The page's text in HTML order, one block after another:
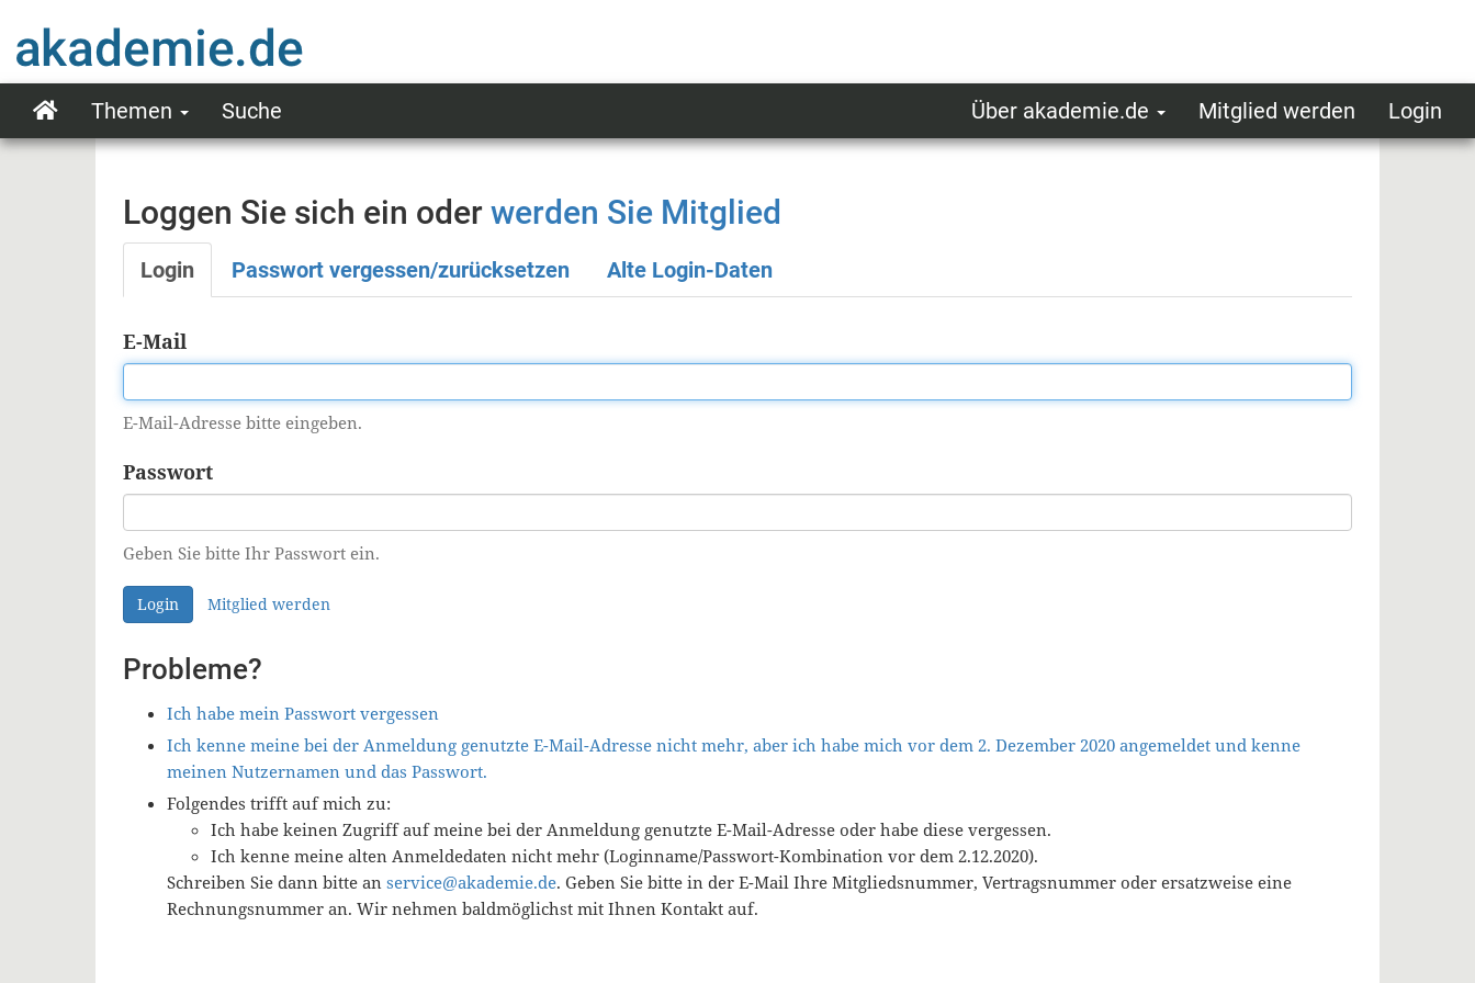
zum
Inhalt
Main
Themen Suche
User
Über akademie.de Mitglied werden Login
Loggen Sie sich ein oder werden Sie Mitglied
Primäre
Reiter
Login Passwort vergessen/zurücksetzen Alte Login-Daten
E-Mail
E-Mail-Adresse bitte eingeben.
Passwort
Geben Sie bitte Ihr Passwort ein.
Login Mitglied werden
Probleme?
Ich habe mein Passwort vergessen
Ich kenne meine bei der Anmeldung genutzte E-Mail-Adresse nicht mehr, aber ich habe mich vor dem 2. Dezember 2020 angemeldet und kenne
meinen Nutzernamen und das Passwort.
Folgendes trifft auf mich zu:
Ich habe keinen Zugriff auf meine bei der Anmeldung genutzte E-Mail-Adresse oder habe diese vergessen.
Ich kenne meine alten Anmeldedaten nicht mehr (Loginname/Passwort-Kombination vor dem 2.12.2020).
Schreiben Sie dann bitte an service@akademie.de. Geben Sie bitte in der E-Mail Ihre Mitgliedsnummer, Vertragsnummer oder ersatzweise eine
Rechnungsnummer an. Wir nehmen baldmöglichst mit Ihnen Kontakt auf.